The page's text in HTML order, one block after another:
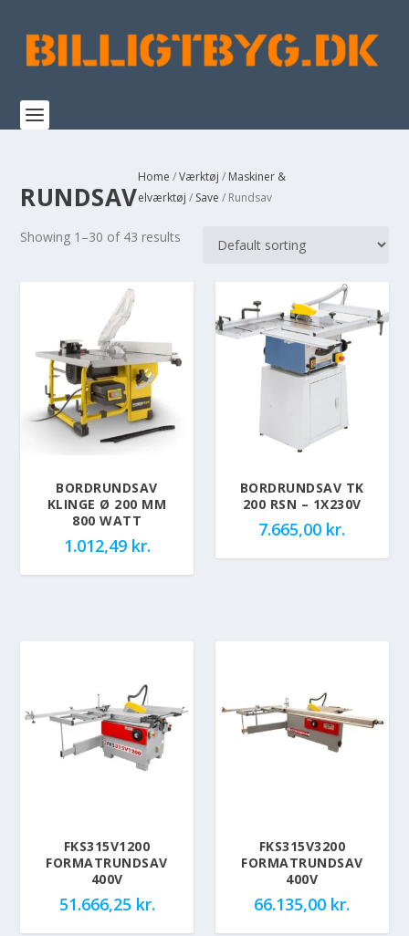
RUNDSAV
Home /Værktøj / Maskiner &
elværktøj / Save / Rundsav
Showing 1–30 of 43 results
BORDRUNDSAV
KLINGE Ø 200 MM
800 WATT
1.012,49 kr.
BORDRUNDSAV TK
200 RSN – 1X230V
7.665,00 kr.
FKS315V1200
FORMATRUNDSAV
400V
51.666,25 kr.
FKS315V3200
FORMATRUNDSAV
400V
66.135,00 kr.